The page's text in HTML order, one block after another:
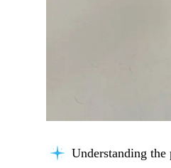
Understanding the